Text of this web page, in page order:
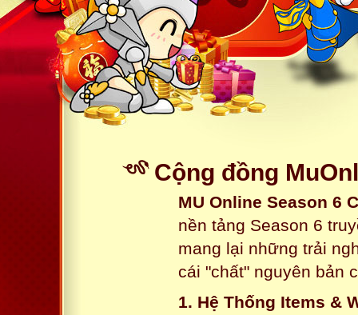
Cộng đồng
MU Online Season 6
nền tảng Season 6
mang lại những trải
cái "chất" nguyên bản
1. Hệ Thống Items &